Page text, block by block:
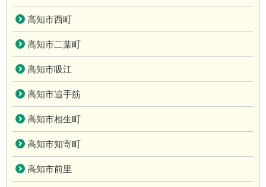
高知市西町
高知市二葉町
高知市吸江
高知市追手筋
高知市相生町
高知市知寄町
高知市前里